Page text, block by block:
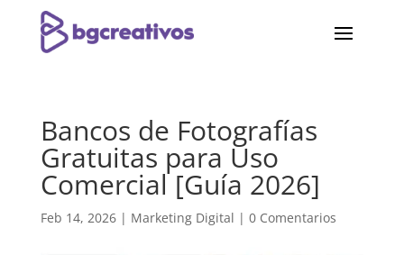
Bancos de Fotografías
Gratuitas para Uso
Comercial [Guía 2026]
Feb 14, 2026| Marketing Digital | 0 Comentarios